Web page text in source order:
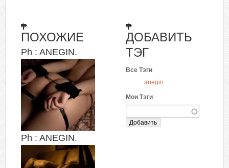
ПОХОЖИЕ
Ph : ANEGIN.
Ph : ANEGIN.
ДОБАВИТЬ
ТЭГ
Все Тэги
anegin
Мои Тэги